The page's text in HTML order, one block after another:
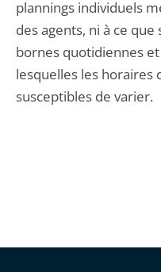
plannings individuels
des agents, ni à ce
bornes quotidiennes
lesquelles les horaires
susceptibles de varier.